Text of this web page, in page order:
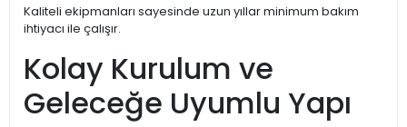
Kaliteli ekipmanları sayesinde uzun yıllar minimum bakım
ihtiyacı ile çalışır.
Kolay Kurulum ve
Geleceğe Uyumlu Yapı